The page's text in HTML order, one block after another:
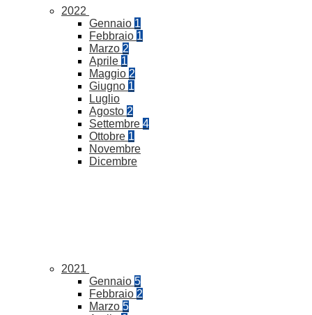
2022
Gennaio 1
Febbraio 1
Marzo 2
Aprile 1
Maggio 2
Giugno 1
Luglio
Agosto 2
Settembre 4
Ottobre 1
Novembre
Dicembre
2021
Gennaio 5
Febbraio 2
Marzo 5